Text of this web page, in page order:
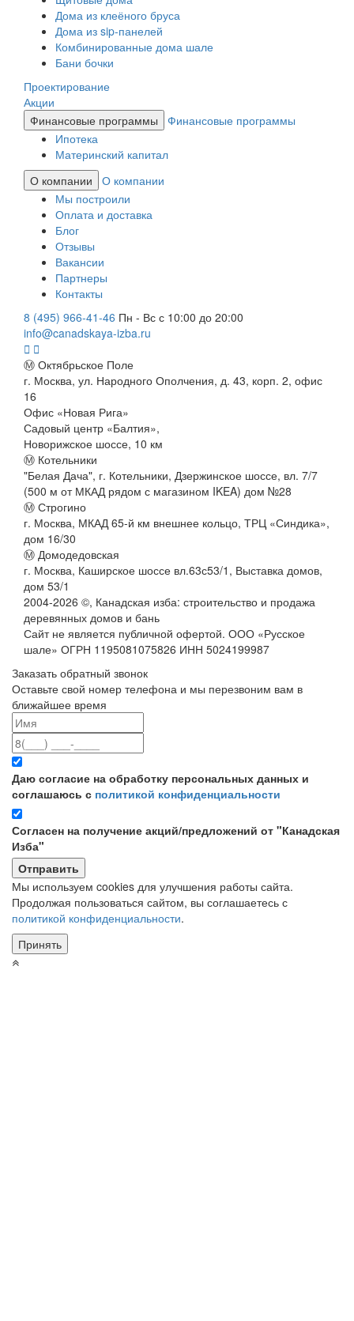
Дома из клеёного бруса
Дома из sip-панелей
Комбинированные дома шале
Бани бочки
Проектирование
Акции
Финансовые программы
Финансовые программы
Ипотека
Материнский капитал
О компании
О компании
Мы построили
Оплата и доставка
Блог
Отзывы
Вакансии
Партнеры
Контакты
8 (495) 966-41-46 Пн - Вс с 10:00 до 20:00
info@canadskaya-izba.ru
Ⓜ Октябрьское Поле
г. Москва, ул. Народного Ополчения, д. 43, корп. 2, офис
16
Офис «Новая Рига»
Садовый центр «Балтия»,
Новорижское шоссе, 10 км
Ⓜ Котельники
"Белая Дача", г. Котельники, Дзержинское шоссе, вл. 7/7
(500 м от МКАД рядом с магазином IKEA) дом №28
Ⓜ Строгино
г. Москва, МКАД 65-й км внешнее кольцо, ТРЦ «Синдика»,
дом 16/30
Ⓜ Домодедовская
г. Москва, Каширское шоссе вл.63с53/1, Выставка домов,
дом 53/1
2004-2026 ©, Канадская изба: строительство и продажа
деревянных домов и бань
Сайт не является публичной офертой. ООО «Русское
шале» ОГРН 1195081075826 ИНН 5024199987
Заказать обратный звонок
Оставьте свой номер телефона и мы перезвоним вам в
ближайшее время
Даю согласие на обработку персональных данных и
соглашаюсь с политикой конфиденциальности
Согласен на получение акций/предложений от "Канадская
Изба"
Мы используем cookies для улучшения работы сайта.
Продолжая пользоваться сайтом, вы соглашаетесь с
политикой конфиденциальности.
Принять